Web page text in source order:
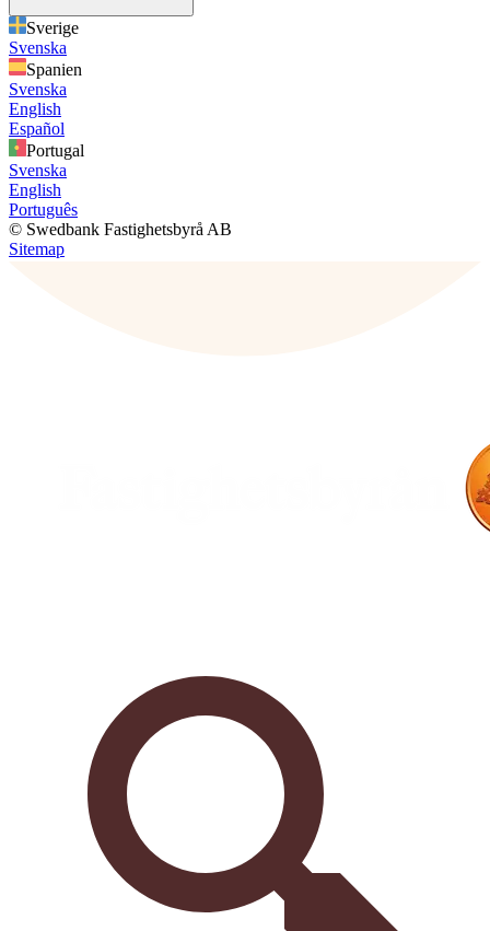
Sverige
Svenska
Spanien
Svenska
English
Español
Portugal
Svenska
English
Português
© Swedbank Fastighetsbyrå AB
Sitemap